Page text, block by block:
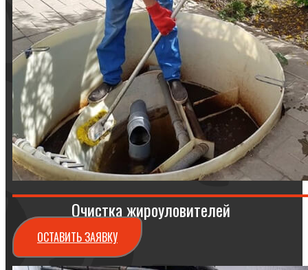
Очистка жироуловителей
ОСТАВИТЬ ЗАЯВКУ